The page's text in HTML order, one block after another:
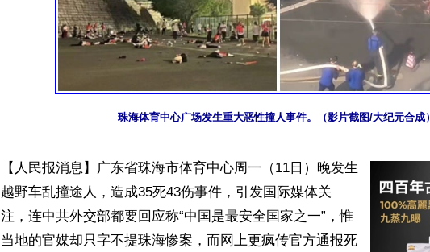
珠海体育中心广场发生重大恶性撞人事件。（影片截图/大纪元合成）
【人民报消息】广东省珠海市体育中心周一（11日）晚发生
越野车乱撞途人，造成35死43伤事件，引发国际媒体关
注，连中共外交部都要回应称“中国是最安全国家之一”，惟
当地的官媒却只字不提珠海惨案，而网上更疯传官方通报死